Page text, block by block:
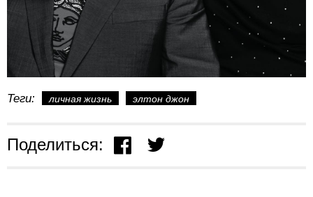
Теги: личная жизнь элтон джон
Поделиться: